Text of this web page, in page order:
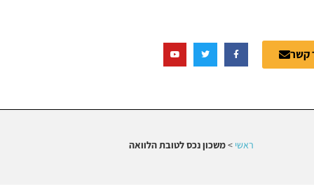
קשר
ראשי >משכון נכס לטובת הלוואה